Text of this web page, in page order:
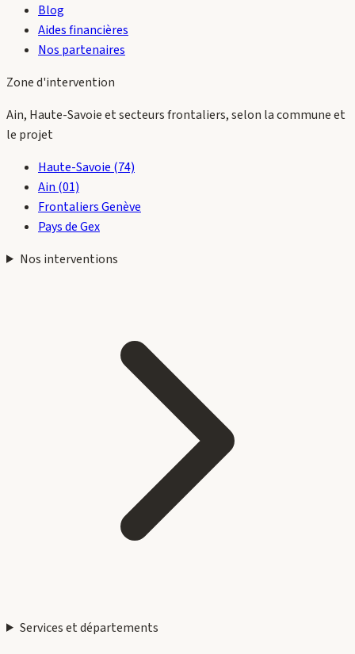
Blog
Aides financières
Nos partenaires
Zone d'intervention
Ain, Haute-Savoie et secteurs frontaliers, selon la commune et
le projet
Haute-Savoie (74)
Ain (01)
Frontaliers Genève
Pays de Gex
Nos interventions
Services et départements